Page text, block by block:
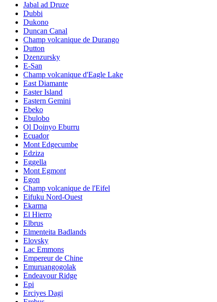
Jabal ad Druze
Dubbi
Dukono
Duncan Canal
Champ volcanique de Durango
Dutton
Dzenzursky
E-San
Champ volcanique d'Eagle Lake
East Diamante
Easter Island
Eastern Gemini
Ebeko
Ebulobo
Ol Doinyo Eburru
Ecuador
Mont Edgecumbe
Edziza
Eggella
Mont Egmont
Egon
Champ volcanique de l'Eifel
Eifuku Nord-Ouest
Ekarma
El Hierro
Elbrus
Elmenteita Badlands
Elovsky
Lac Emmons
Empereur de Chine
Emuruangogolak
Endeavour Ridge
Epi
Erciyes Dagi